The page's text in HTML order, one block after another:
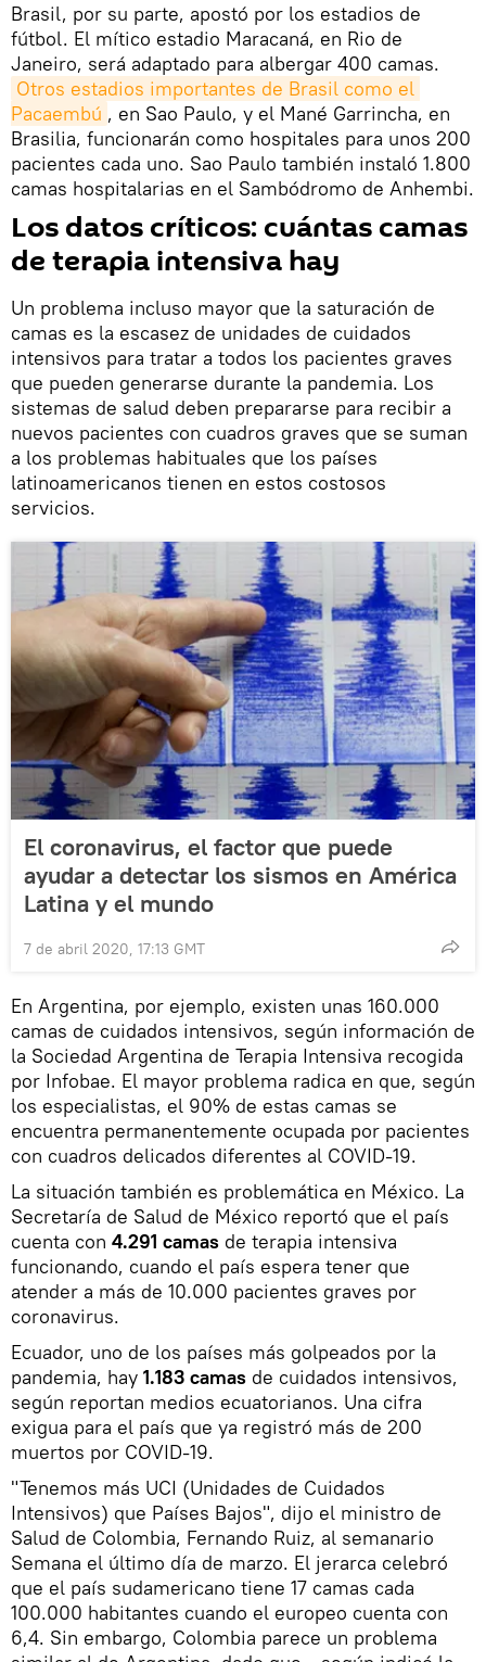
Brasil, por su parte, apostó por los estadios de
fútbol. El mítico estadio Maracaná, en Rio de
Janeiro, será adaptado para albergar 400 camas.
Otros estadios importantes de Brasil como el
Pacaembú , en Sao Paulo, y el Mané Garrincha, en
Brasilia, funcionarán como hospitales para unos 200
pacientes cada uno. Sao Paulo también instaló 1.800
camas hospitalarias en el Sambódromo de Anhembi.
Los datos críticos: cuántas camas
de terapia intensiva hay
Un problema incluso mayor que la saturación de
camas es la escasez de unidades de cuidados
intensivos para tratar a todos los pacientes graves
que pueden generarse durante la pandemia. Los
sistemas de salud deben prepararse para recibir a
nuevos pacientes con cuadros graves que se suman
a los problemas habituales que los países
latinoamericanos tienen en estos costosos
servicios.
El coronavirus, el factor que puede
ayudar a detectar los sismos en América
Latina y el mundo
7 de abril 2020, 17:13 GMT
En Argentina, por ejemplo, existen unas 160.000
camas de cuidados intensivos, según información de
la Sociedad Argentina de Terapia Intensiva recogida
por Infobae. El mayor problema radica en que, según
los especialistas, el 90% de estas camas se
encuentra permanentemente ocupada por pacientes
con cuadros delicados diferentes al COVID-19.
La situación también es problemática en México. La
Secretaría de Salud de México reportó que el país
cuenta con 4.291 camas de terapia intensiva
funcionando, cuando el país espera tener que
atender a más de 10.000 pacientes graves por
coronavirus.
Ecuador, uno de los países más golpeados por la
pandemia, hay 1.183 camas de cuidados intensivos,
según reportan medios ecuatorianos. Una cifra
exigua para el país que ya registró más de 200
muertos por COVID-19.
"Tenemos más UCI (Unidades de Cuidados
Intensivos) que Países Bajos", dijo el ministro de
Salud de Colombia, Fernando Ruiz, al semanario
Semana el último día de marzo. El jerarca celebró
que el país sudamericano tiene 17 camas cada
100.000 habitantes cuando el europeo cuenta con
6,4. Sin embargo, Colombia parece un problema